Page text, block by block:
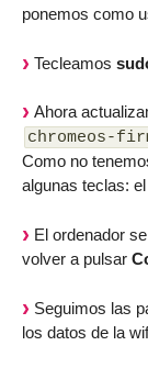
ponemos como
Tecleamos
Ahora
chromeos-
Como no
algunas teclas:
El ordenador
volver a pulsar
Seguimos las
los datos de la